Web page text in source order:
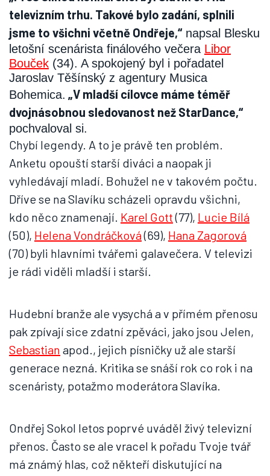
televizním trhu. Takové bylo zadání, splnili
jsme to všichni včetně Ondřeje,“napsal Blesku
letošní scenárista finálového večera Libor
Bouček (34). A spokojený byl i pořadatel
Jaroslav Těšínský z agentury Musica
Bohemica. „V mladší cílovce máme téměř
dvojnásobnou sledovanost než StarDance,“
pochvaloval si.
Chybí legendy. A to je právě ten problém.
Anketu opouští starší diváci a naopak ji
vyhledávají mladí. Bohužel ne v takovém počtu.
Dříve se na Slavíku scházeli opravdu všichni,
kdo něco znamenají. Karel Gott(77), Lucie Bílá
(50), Helena Vondráčková(69), Hana Zagorová
(70) byli hlavními tvářemi galavečera. V televizi
je rádi viděli mladší i starší.
Hudební branže ale vysychá a v přímém přenosu
pak zpívají sice zdatní zpěváci, jako jsou Jelen,
Sebastian apod., jejich písničky už ale starší
generace nezná. Kritika se snáší rok co rok i na
scenáristy, potažmo moderátora Slavíka.
Ondřej Sokol letos poprvé uváděl živý televizní
přenos. Často se ale vracel k pořadu Tvoje tvář
má známý hlas, což někteří diskutující na